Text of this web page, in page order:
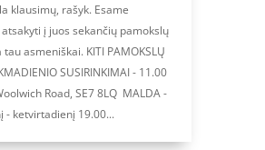
klausimų, rašyk. Esame
į juos sekančių pamokslų
asmeniškai. KITI PAMOKSLŲ
SUSIRINKIMAI - 11.00
Road, SE7 8LQ MALDA -
- ketvirtadienį 19.00...